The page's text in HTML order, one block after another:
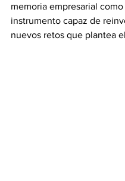
memoria empresarial
instrumento capaz de
nuevos retos que plantea